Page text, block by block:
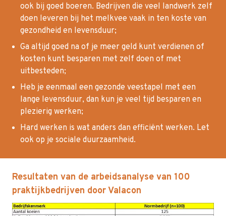
ook bij goed boeren. Bedrijven die veel landwerk zelf
doen leveren bij het melkvee vaak in ten koste van
gezondheid en levensduur;
Ga altijd goed na of je meer geld kunt verdienen of
kosten kunt besparen met zelf doen of met
uitbesteden;
Heb je eenmaal een gezonde veestapel met een
lange levensduur, dan kun je veel tijd besparen en
plezierig werken;
Hard werken is wat anders dan efficiënt werken. Let
ook op je sociale duurzaamheid.
Resultaten van de arbeidsanalyse van 100
praktijkbedrijven door Valacon